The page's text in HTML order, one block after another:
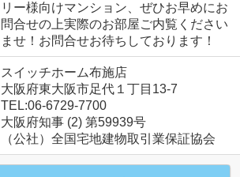
リー様向けマンション、ぜひお早めにお
問合せの上実際のお部屋ご内覧ください
ませ！お問合せお待ちしております！
スイッチホーム布施店
大阪府東大阪市足代１丁目13-7
TEL:06-6729-7700
大阪府知事 (2) 第59939号
（公社）全国宅地建物取引業保証協会